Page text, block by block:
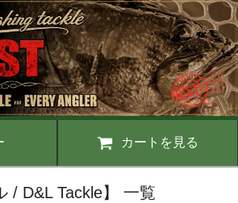
カートを見る
/ D&L Tackle】 一覧